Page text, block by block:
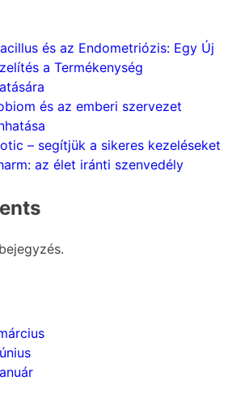
és az Endometriózis: Egy Új
a Termékenység
és az emberi szervezet
– segítjük a sikeres kezeléseket
az élet iránti szenvedély